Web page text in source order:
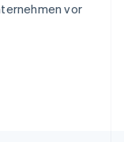
vor